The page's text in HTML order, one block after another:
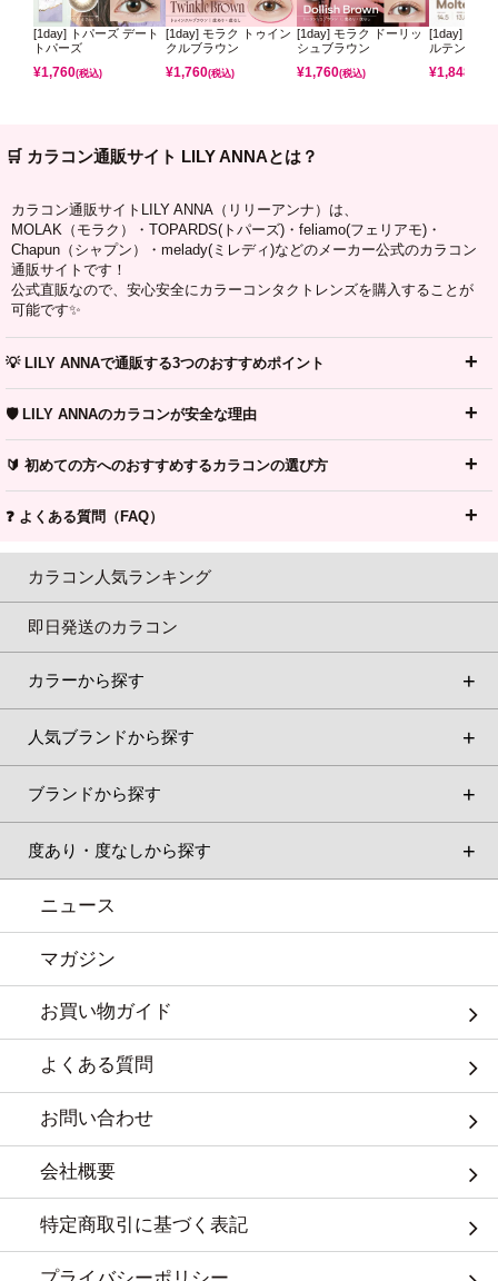
[1day] トパーズ デート
トパーズ
¥1,760(税込)
[1day] モラク トゥイン
クルブラウン
¥1,760(税込)
[1day] モラク ドーリッ
シュブラウン
¥1,760(税込)
[1day] コフ
ルテンパフ
¥1,848
🛒 カラコン通販サイト LILY ANNAとは？
カラコン通販サイトLILY ANNA（リリーアンナ）は、
MOLAK（モラク）・TOPARDS(トパーズ)・feliamo(フェリアモ)・
Chapun（シャプン）・melady(ミレディ)などのメーカー公式のカラコン
通販サイトです！
公式直販なので、安心安全にカラーコンタクトレンズを購入することが
可能です✨
💡 LILY ANNAで通販する3つのおすすめポイント
🛡️ LILY ANNAのカラコンが安全な理由
🔰 初めての方へのおすすめするカラコンの選び方
❓ よくある質問（FAQ）
カラコン人気ランキング
即日発送のカラコン
カラーから探す
人気ブランドから探す
ブランドから探す
度あり・度なしから探す
ニュース
マガジン
お買い物ガイド
よくある質問
お問い合わせ
会社概要
特定商取引に基づく表記